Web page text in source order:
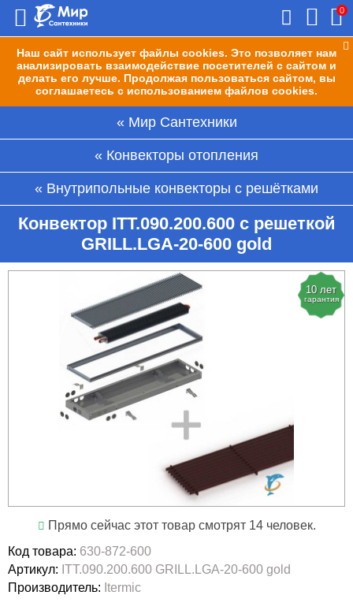
Наш сайт использует файлы cookies. Это позволяет нам
анализировать взаимодействие посетителей с сайтом и
делать его лучше. Продолжая пользоваться сайтом, вы
соглашаетесь с использованием файлов cookies.
0
Мир Сантехники
Конвекторы отопления
Внутрипольные конвекторы с решётками
Конвектор ITT.090.200.600 с решеткой
GRILL.LGA-20-600 gold
10 лет
гарантия
Прямо сейчас этот товар смотрят 14 человек.
Код товара: 630-872-600
Артикул: ITT.090.200.600 GRILL.LGA-20-600 gold
Производитель: Itermic